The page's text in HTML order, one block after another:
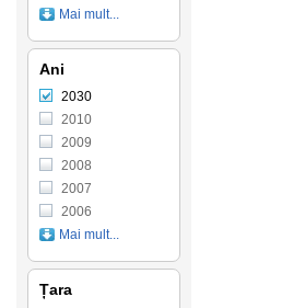
Mai mult...
Ani
2030
2010
2009
2008
2007
2006
Mai mult...
Țara